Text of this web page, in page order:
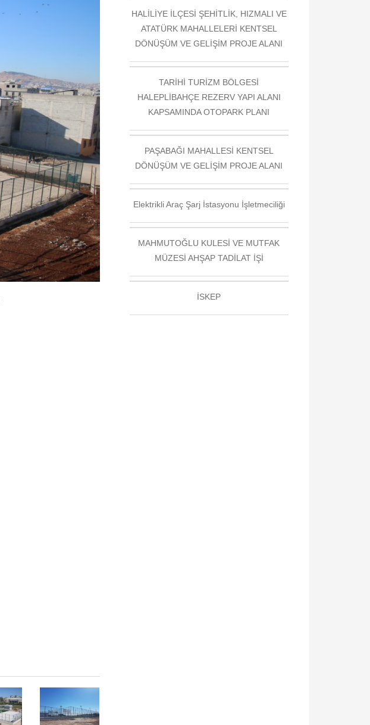
HALİLİYE İLÇESİ ŞEHİTLİK, HIZMALI VE
ATATÜRK MAHALLELERİ KENTSEL
DÖNÜŞÜM VE GELİŞİM PROJE ALANI
TARİHİ TURİZM BÖLGESİ
HALEPLİBAHÇE REZERV YAPI ALANI
KAPSAMINDA OTOPARK PLANI
PAŞABAĞI MAHALLESİ KENTSEL
DÖNÜŞÜM VE GELİŞİM PROJE ALANI
Elektrikli Araç Şarj İstasyonu İşletmeciliği
MAHMUTOĞLU KULESİ VE MUTFAK
MÜZESİ AHŞAP TADİLAT İŞİ
İSKEP